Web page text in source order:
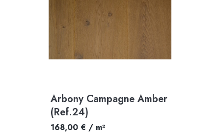
Arbony Campagne Amber
(Ref.24)
168,00 € / m²